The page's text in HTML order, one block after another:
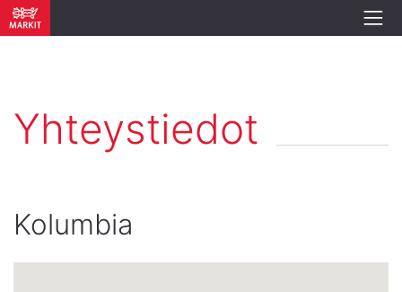
Yhteystiedot
Kolumbia